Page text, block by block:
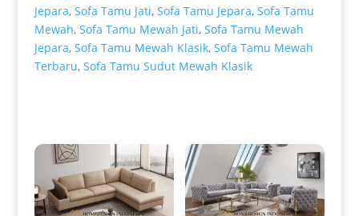
Jepara, Sofa Tamu Jati, Sofa Tamu Jepara, Sofa Tamu
Mewah, Sofa Tamu Mewah Jati, Sofa Tamu Mewah
Jepara, Sofa Tamu Mewah Klasik, Sofa Tamu Mewah
Terbaru, Sofa Tamu Sudut Mewah Klasik